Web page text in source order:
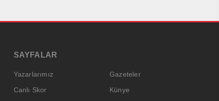
SAYFALAR
Yazarlarımız
Gazeteler
Canlı Skor
Künye